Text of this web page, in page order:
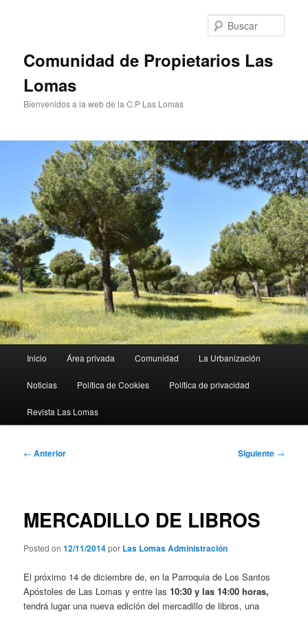
Comunidad de Propietarios Las
Lomas
Bienvenidos a la web de la C.P Las Lomas
Inicio Área privada Comunidad La Urbanización
Noticias Política de Cookies Política de privacidad
Revista Las Lomas
Navegación
← Anterior Siguiente →
MERCADILLO DE LIBROS
Posted on12/11/2014por Las Lomas Administración
El próximo 14 de diciembre de, en la Parroquia de Los Santos
Apóstoles de Las Lomas y entre las10:30 y las 14:00 horas,
tendrá lugar una nueva edición del mercadillo de libros, una